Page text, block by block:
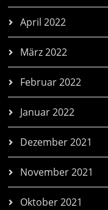
April 2022
März 2022
Februar 2022
Januar 2022
Dezember 2021
November 2021
Oktober 2021